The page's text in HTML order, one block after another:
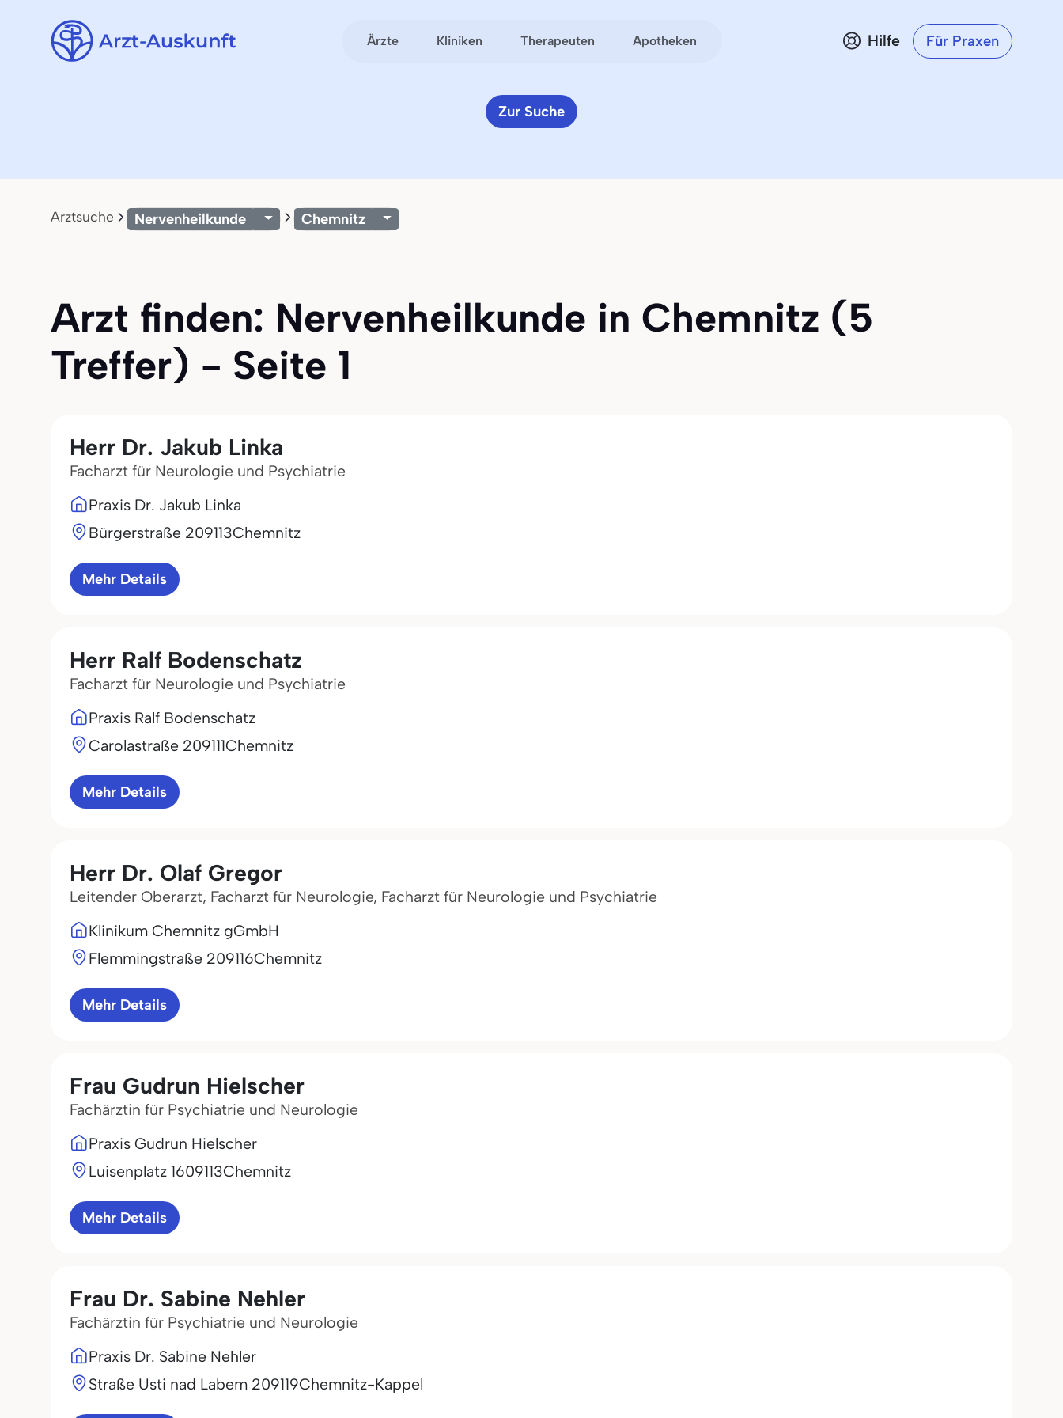
Ärzte Kliniken Therapeuten Apotheken Hilfe Für Praxen
Zur Suche
Arztsuche Nervenheilkunde Chemnitz
Arzt finden: Nervenheilkunde in Chemnitz (5
Treffer) - Seite 1
Herr Dr. Jakub Linka
Facharzt für Neurologie und Psychiatrie
Praxis Dr. Jakub Linka
Bürgerstraße 209113Chemnitz
Mehr Details
Herr Ralf Bodenschatz
Facharzt für Neurologie und Psychiatrie
Praxis Ralf Bodenschatz
Carolastraße 209111Chemnitz
Mehr Details
Herr Dr. Olaf Gregor
Leitender Oberarzt, Facharzt für Neurologie, Facharzt für Neurologie und Psychiatrie
Klinikum Chemnitz gGmbH
Flemmingstraße 209116Chemnitz
Mehr Details
Frau Gudrun Hielscher
Fachärztin für Psychiatrie und Neurologie
Praxis Gudrun Hielscher
Luisenplatz 1609113Chemnitz
Mehr Details
Frau Dr. Sabine Nehler
Fachärztin für Psychiatrie und Neurologie
Praxis Dr. Sabine Nehler
Straße Usti nad Labem 209119Chemnitz-Kappel